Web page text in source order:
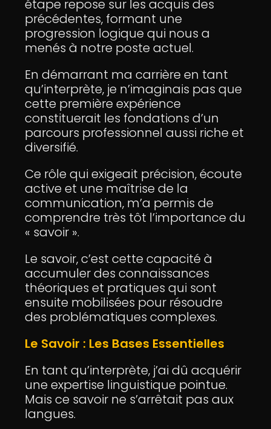
étape repose sur les acquis des
précédentes, formant une
progression logique qui nous a
menés à notre poste actuel.
En démarrant ma carrière en tant
qu’interprète, je n’imaginais pas que
cette première expérience
constituerait les fondations d’un
parcours professionnel aussi riche et
diversifié.
Ce rôle qui exigeait précision, écoute
active et une maîtrise de la
communication, m’a permis de
comprendre très tôt l’importance du
« savoir ».
Le savoir, c’est cette capacité à
accumuler des connaissances
théoriques et pratiques qui sont
ensuite mobilisées pour résoudre
des problématiques complexes.
Le Savoir : Les Bases Essentielles
En tant qu’interprète, j’ai dû acquérir
une expertise linguistique pointue.
Mais ce savoir ne s’arrêtait pas aux
langues.